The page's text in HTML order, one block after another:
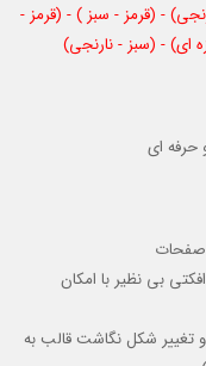
- (قرمز - سبز ) - (قرمز -
ای) - (سبز - نارنجی)
حرفه ای
صفحات
بی نظیر با امکان
و تغییر شکل نگاشت قالب به